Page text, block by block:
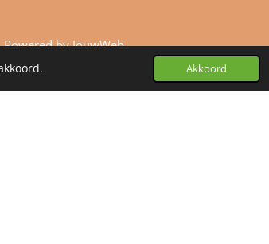
Akkoord
Powered byJouwWeb